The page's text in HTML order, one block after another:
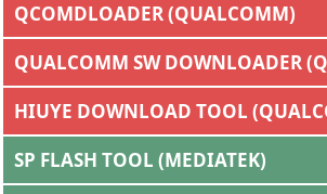
QCOMDLOADER (QUALCOMM)
QUALCOMM SW DOWNLOADER
HIUYE DOWNLOAD TOOL
SP FLASH TOOL (MEDIATEK)